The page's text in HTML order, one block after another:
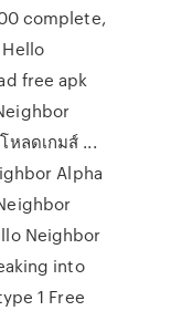
complete,
free apk
หลดเกมส์ ...
Alpha
Neighbor
into
1 Free